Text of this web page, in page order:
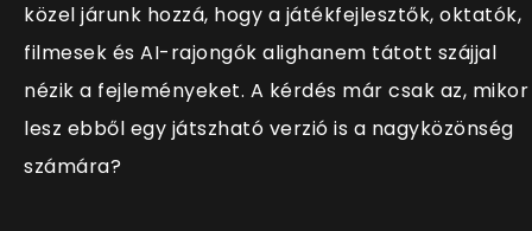
közel járunk hozzá, hogy a játékfejlesztők, oktatók,
filmesek és AI-rajongók alighanem tátott szájjal
nézik a fejleményeket. A kérdés már csak az, mikor
lesz ebből egy játszható verzió is a nagyközönség
számára?